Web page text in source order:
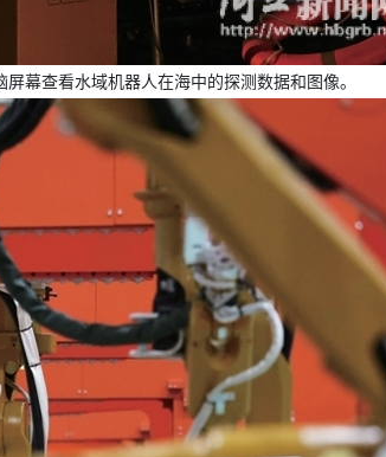
幕查看水域机器人在海中的探测数据和图像。